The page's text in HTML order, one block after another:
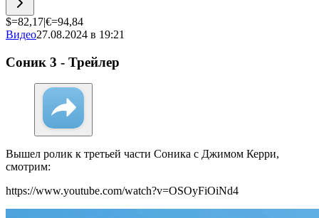
$=82,17|€=94,84
Видео27.08.2024 в 19:21
Соник 3 - Трейлер
Вышел ролик к третьей части Соника с Джимом Керри,
смотрим:
https://www.youtube.com/watch?v=OSOyFiOiNd4